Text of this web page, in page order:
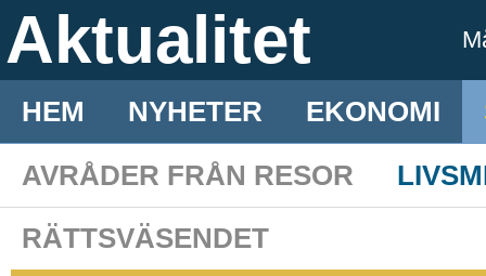
Aktualitet
HEM NYHETER EKONOMI
AVRÅDER FRÅN RESOR
RÄTTSVÄSENDET